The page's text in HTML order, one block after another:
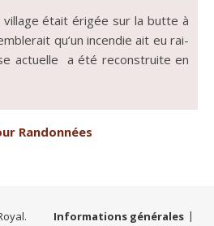
était érigée sur la butte à
qu’un incendie ait eu rai­
actuelle a été recon­stru­ite en
Ran­don­nées
Informations générales
.